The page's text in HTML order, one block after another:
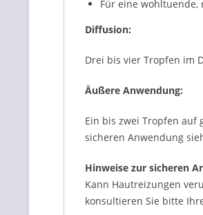
Für eine wohltuende,
Diffusion:
Drei bis vier Tropfen im
Äußere Anwendung:
Ein bis zwei Tropfen auf
sicheren Anwendung
Hinweise zur sicheren
Kann Hautreizungen
konsultieren Sie bitte